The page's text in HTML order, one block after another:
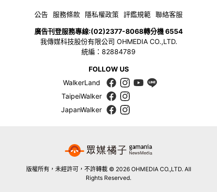
公告 服務條款 隱私權政策 評鑑規範 聯絡客服
廣告刊登服務專線:(02)2377-8068轉分機 6554
我傳媒科技股份有限公司 OHMEDIA CO.,LTD.
統編：82884789
FOLLOW US
WalkerLand
TaipeiWalker
JapanWalker
版權所有，未經許可，不許轉載 © 2026 OHMEDIA CO.,LTD. All
Rights Reserved.